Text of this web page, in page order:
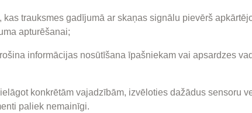
trauksmes gadījumā ar skaņas signālu pievērš
apturēšanai;
informācijas nosūtīšana īpašniekam vai apsardzes
konkrētām vajadzībām, izvēloties dažādus sensoru
paliek nemainīgi.